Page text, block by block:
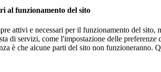
al funzionamento del sito
attivi e necessari per il funzionamento del
di servizi, come l'impostazione delle
è che alcune parti del sito non